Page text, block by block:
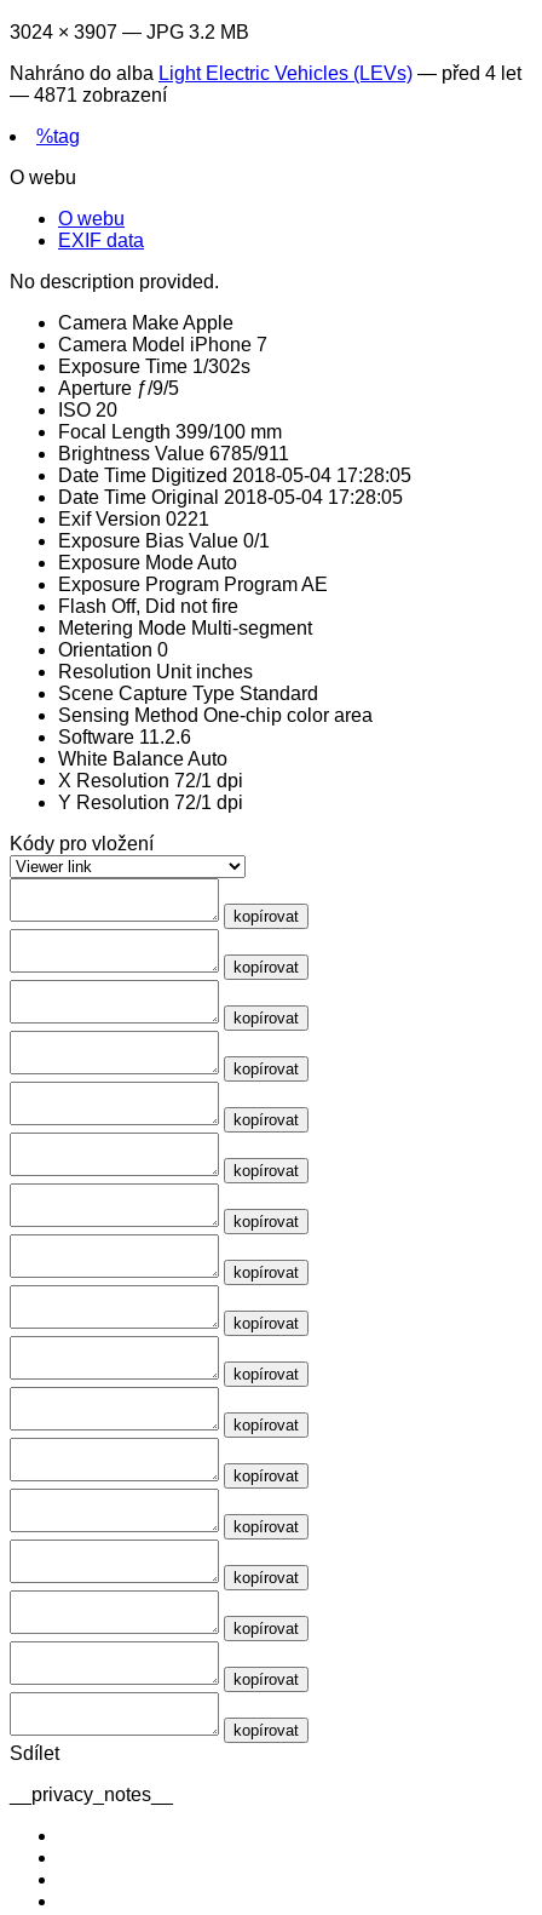
3024 × 3907 — JPG 3.2 MB
Nahráno do alba Light Electric Vehicles (LEVs) — před 4 let
— 4871 zobrazení
%tag
O webu
O webu
EXIF data
No description provided.
Camera MakeApple
Camera Model iPhone 7
Exposure Time 1/302s
Aperture ƒ/9/5
ISO 20
Focal Length 399/100 mm
Brightness Value 6785/911
Date Time Digitized 2018-05-04 17:28:05
Date Time Original 2018-05-04 17:28:05
Exif Version 0221
Exposure Bias Value 0/1
Exposure ModeAuto
Exposure Program Program AE
Flash Off, Did not fire
Metering Mode Multi-segment
Orientation 0
Resolution Unit inches
Scene Capture Type Standard
Sensing Method One-chip color area
Software 11.2.6
White BalanceAuto
X Resolution 72/1 dpi
Y Resolution 72/1 dpi
Kódy pro vložení
kopírovat
kopírovat
kopírovat
kopírovat
kopírovat
kopírovat
kopírovat
kopírovat
kopírovat
kopírovat
kopírovat
kopírovat
kopírovat
kopírovat
kopírovat
kopírovat
kopírovat
Sdílet
__privacy_notes__